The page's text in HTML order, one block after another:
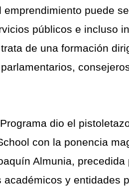
emprendimiento puede
públicos e incluso
de una formación
dio el
con la ponencia
Almunia,
y entidades